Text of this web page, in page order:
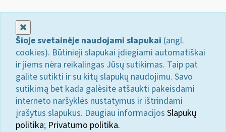
Šioje svetainėje naudojami slapukai (angl.
cookies). Būtinieji slapukai įdiegiami automatiškai
ir jiems nėra reikalingas Jūsų sutikimas. Taip pat
galite sutikti ir su kitų slapukų naudojimu. Savo
sutikimą bet kada galėsite atšaukti pakeisdami
interneto naršyklės nustatymus ir ištrindami
įrašytus slapukus. Daugiau informacijos Slapukų
politika; Privatumo politika.